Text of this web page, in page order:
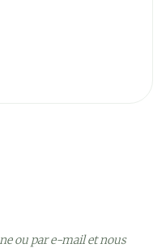
ou par e-mail et nous